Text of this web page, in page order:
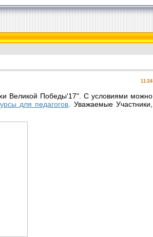
11:24
Великой Победы'17". С условиями можно
для педагогов . Уважаемые Участники,